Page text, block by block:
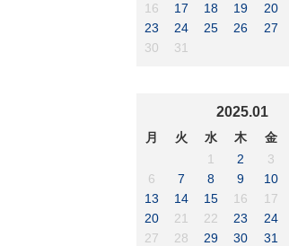
16
17 18 19 20
23
24 25 26 27
30
31
2025.01
月 火 水 木 金
1
2 3
6
7 8 9 10
13
14 15 16 17
20
21 22 23 24
27
28 29 30 31